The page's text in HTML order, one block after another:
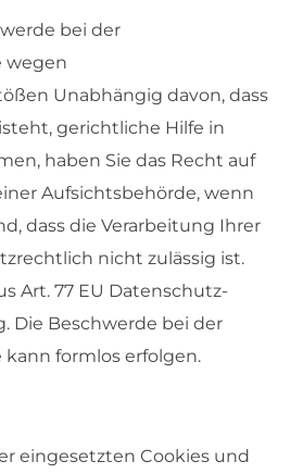
bei der
wegen
Unabhängig davon, dass
gerichtliche Hilfe in
haben Sie das Recht auf
Aufsichtsbehörde, wenn
dass die Verarbeitung Ihrer
nicht zulässig ist.
Art. 77 EU Datenschutz-
Die Beschwerde bei der
formlos erfolgen.
eingesetzten Cookies und